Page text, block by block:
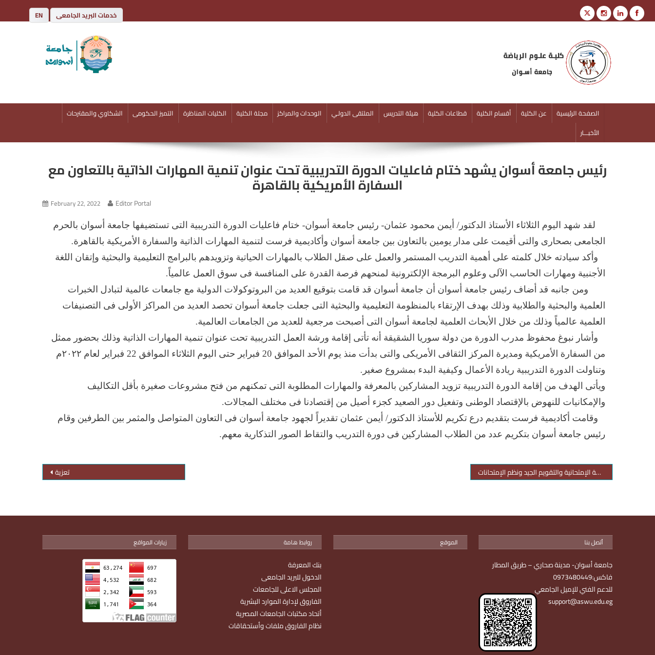
EN خدمات البريد الجامعى
كلية علوم الرياضة
الصفحة الرئيسية عن الكلية أقسام الكلية قطاعات الكلية هيئة التدريس الملتقى الدولـي الوحدات والمراكز مجلة الكلية الكليات المناظرة التميز الحكومى
الشكاوي والمقترحات
الأخبـــار
رئيس جامعة أسوان يشهد ختام فاعليات الدورة التدريبية تحت عنوان تنمية المهارات الذاتية بالتعاون مع
السفارة الأمريكية بالقاهرة
February 22, 2022 Editor Portal
لقد شهد اليوم الثلاثاء الأستاذ الدكتور/ أيمن محمود عثمان- رئيس جامعة أسوان- ختام فاعليات الدورة التدريبية التى تستضيفها جامعة أسوان بالحرم
الجامعى بصحارى والتى أقيمت على مدار يومين بالتعاون بين جامعة أسوان وأكاديمية فرست لتنمية المهارات الذاتية والسفارة الأمريكية بالقاهرة.
وأكد سيادته خلال كلمته على أهمية التدريب المستمر والعمل على صقل الطلاب بالمهارات الحياتية وتزويدهم بالبرامج التعليمية والبحثية وإتقان اللغة
الأجنبية ومهارات الحاسب الآلى وعلوم البرمجة الإلكترونية لمنحهم فرصة القدرة على المنافسة فى سوق العمل عالمياً.
ومن جانبه قد أضاف رئيس جامعة أسوان أن جامعة أسوان قد قامت بتوقيع العديد من البروتوكولات الدولية مع جامعات عالمية لتبادل الخبرات
العلمية والبحثية والطلابية وذلك بهدف الإرتقاء بالمنظومة التعليمية والبحثية التى جعلت جامعة أسوان تحصد العديد من المراكز الأولى فى التصنيفات
العلمية عالمياً وذلك من خلال الأبحاث العلمية لجامعة أسوان التى أصبحت مرجعية للعديد من الجامعات العالمية.
وأشار نبوغ محفوظ مدرب الدورة من دولة سوريا الشقيقة أنه تأتى إقامة ورشة العمل التدريبية تحت عنوان تنمية المهارات الذاتية وذلك بحضور ممثل
من السفارة الأمريكية ومديرة المركز الثقافى الأمريكى والتى بدأت منذ يوم الأحد الموافق 20 فبراير حتى اليوم الثلاثاء الموافق 22 فبراير لعام ٢٠٢٢م
وتناولت الدورة التدريبية ريادة الأعمال وكيفية البدء بمشروع صغير.
ويأتى الهدف من إقامة الدورة التدريبية تزويد المشاركين بالمعرفة والمهارات المطلوبة التى تمكنهم من فتح مشروعات صغيرة بأقل التكاليف
والإمكانيات للنهوض بالإقتصاد الوطنى وتفعيل دور الصعيد كجزء أصيل من إقتصادنا فى مختلف المجالات.
وقامت أكاديمية فرست بتقديم درع تكريم للأستاذ الدكتور/ أيمن عثمان تقديراً لجهود جامعة أسوان فى التعاون المتواصل والمثمر بين الطرفين وقام
رئيس جامعة أسوان بتكريم عدد من الطلاب المشاركين فى دورة التدريب والتقاط الصور التذكارية معهم.
تعزية عقد ورشة عمل بعنوان مواصفات الورقة الإمتحانية والتقويم الجيد ونظم الإمتحانات
زيارات المواقع روابط هامة
بنك المعرفة
الدخول للبريد الجامعى
المجلس الاعلى للجامعات
الفاروق لإدارة الموارد البشرية
أتحاد مكتبات الجامعات المصرية
نظام الفاروق ملفات وأستحقاقات
الموقع أتصل بنا
جامعة أسوان- مدينة صحاري – طريق المطار
فاكس:0973480449
للدعم الفني للإميل الجامعي
support@aswu.edu.eg